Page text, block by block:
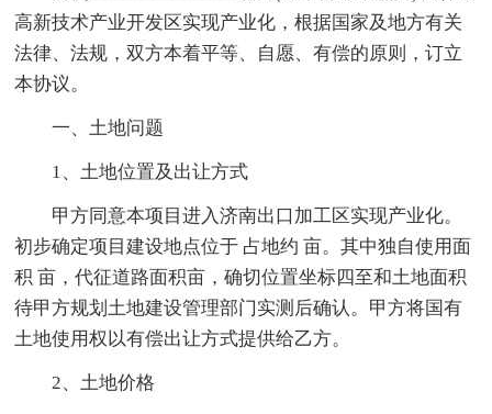
高新技术产业开发区实现产业化，根据国家及地方有关
法律、法规，双方本着平等、自愿、有偿的原则，订立
本协议。
一、土地问题
1、土地位置及出让方式
甲方同意本项目进入济南出口加工区实现产业化。
初步确定项目建设地点位于 占地约 亩。其中独自使用面
积 亩，代征道路面积亩，确切位置坐标四至和土地面积
待甲方规划土地建设管理部门实测后确认。甲方将国有
土地使用权以有偿出让方式提供给乙方。
2、土地价格